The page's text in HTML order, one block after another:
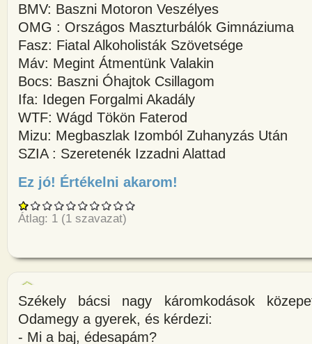
BMV: Baszni Motoron Veszélyes
OMG : Országos Maszturbálók Gimnáziuma
Fasz: Fiatal Alkoholisták Szövetsége
Máv: Megint Átmentünk Valakin
Bocs: Baszni Óhajtok Csillagom
Ifa: Idegen Forgalmi Akadály
WTF: Wágd Tökön Faterod
Mizu: Megbaszlak Izomból Zuhanyzás Után
SZIA : Szeretenék Izzadni Alattad
Ez jó! Értékelni akarom!
Átlag: 1 (1 szavazat)
Székely bácsi nagy káromkodások
Odamegy a gyerek, és kérdezi:
- Mi a baj, édesapám?